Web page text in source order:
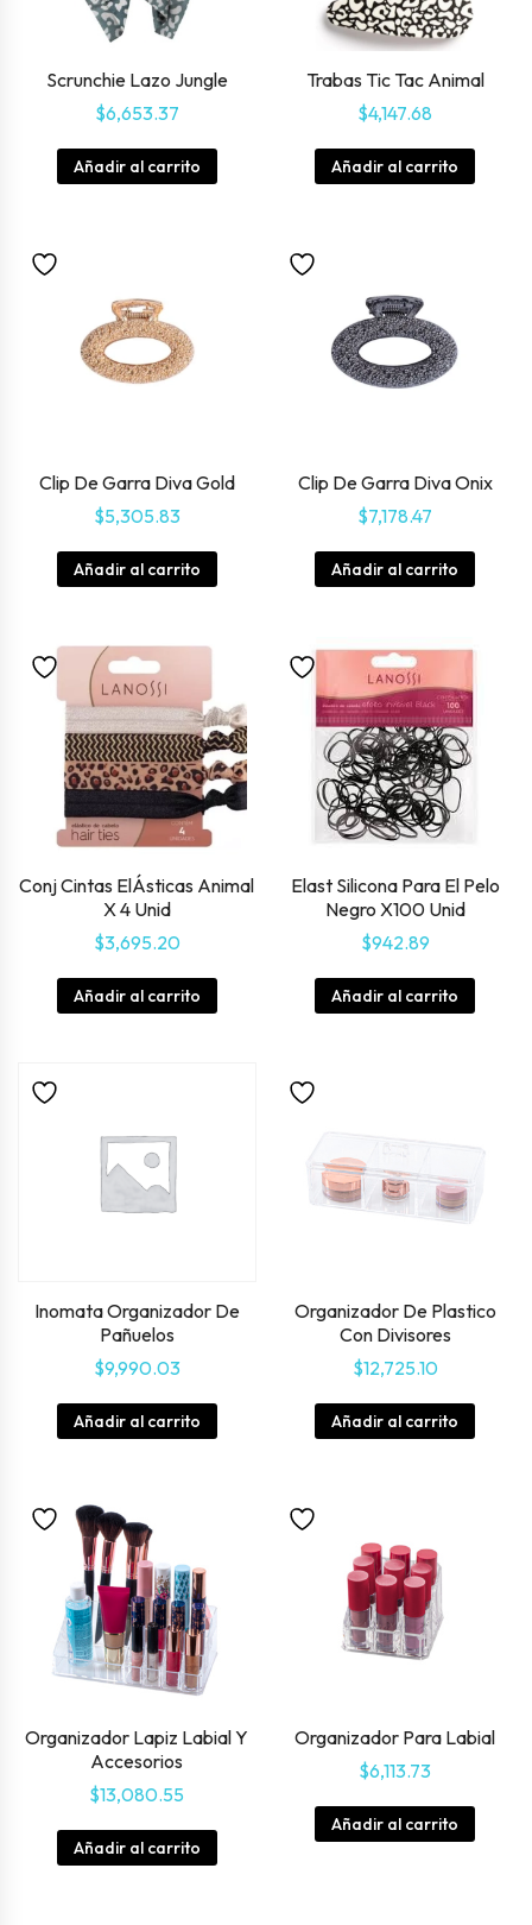
Scrunchie Lazo Jungle
$6,653.37
Añadir al carrito
Trabas Tic Tac Animal
$4,147.68
Añadir al carrito
Clip De Garra Diva Gold
$5,305.83
Añadir al carrito
Clip De Garra Diva Onix
$7,178.47
Añadir al carrito
Conj Cintas ElÁsticas Animal
X 4 Unid
$3,695.20
Añadir al carrito
Elast Silicona Para El Pelo
Negro X100 Unid
$942.89
Añadir al carrito
Inomata Organizador De
Pañuelos
$9,990.03
Añadir al carrito
Organizador De Plastico
Con Divisores
$12,725.10
Añadir al carrito
Organizador Lapiz Labial Y
Accesorios
$13,080.55
Añadir al carrito
Organizador Para Labial
$6,113.73
Añadir al carrito